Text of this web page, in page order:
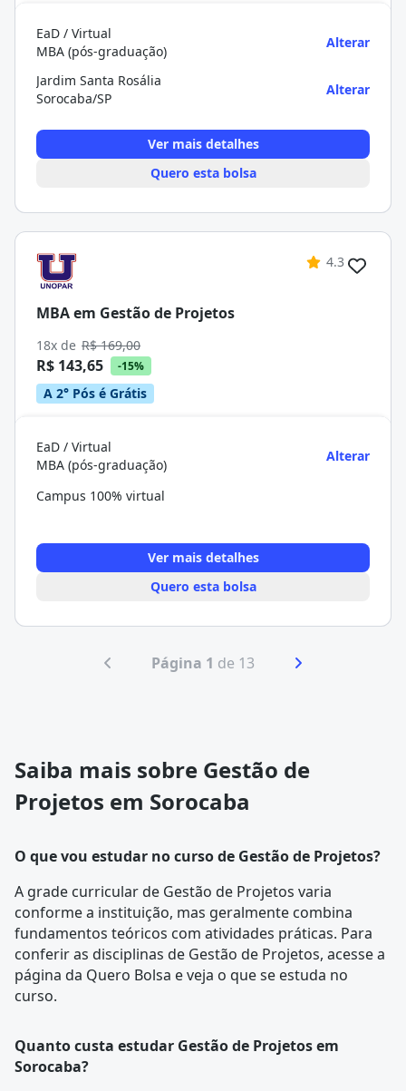
EaD / Virtual
MBA (pós-graduação)
Alterar
Jardim Santa Rosália
Sorocaba/SP
Alterar
Ver mais detalhes
Quero esta bolsa
4.3
MBA em Gestão de Projetos
18x de R$ 169,00
R$ 143,65 -15%
A 2° Pós é Grátis
EaD / Virtual
MBA (pós-graduação)
Alterar
Campus 100% virtual
Ver mais detalhes
Quero esta bolsa
Página 1 de 13
Saiba mais sobre Gestão de
Projetos em Sorocaba
O que vou estudar no curso de Gestão de Projetos?
A grade curricularde Gestão de Projetos varia
conforme a instituição, mas geralmente combina
fundamentos teóricos com atividades práticas. Para
conferir as disciplinas de Gestão de Projetos, acesse a
página da Quero Bolsa e veja o que se estuda no
curso.
Quanto custa estudar Gestão de Projetos em
Sorocaba?